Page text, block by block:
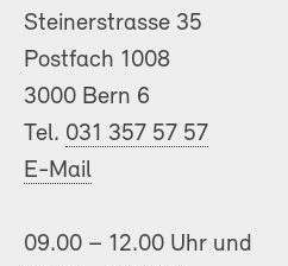
Steinerstrasse 35
Postfach 1008
3000 Bern 6
Tel. 031 357 57 57
E-Mail
09.00 – 12.00 Uhr und